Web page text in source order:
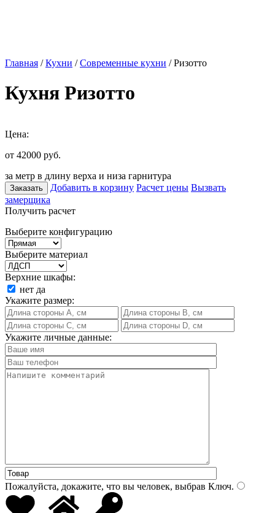
Главная /Кухни /Современные кухни / Ризотто
Кухня Ризотто
Цена:
от 42000 руб.
за метр в длину верха и низа гарнитура
Заказать Добавить в корзину Расчет цены Вызвать
замерщика
Получить расчет
Выберите конфигурацию
Выберите материал
Верхние шкафы:
нет да
Укажите размер:
Укажите личные данные:
Пожалуйста, докажите, что вы человек, выбрав Ключ.